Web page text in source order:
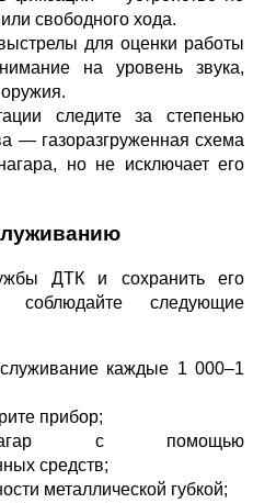
свободного хода.
для оценки работы
на уровень звука,
оружия.
следите за степенью
— газоразгруженная схема
но не исключает его
ДТК и сохранить его
соблюдайте следующие
каждые 1 000–1
прибор;
с помощью
средств;
металлической губкой;